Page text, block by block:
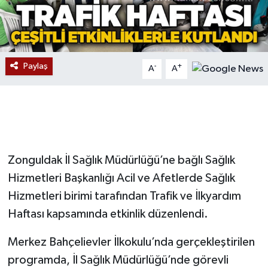
Paylaş A- A+
Zonguldak İl Sağlık Müdürlüğü’ne bağlı Sağlık
Hizmetleri Başkanlığı Acil ve Afetlerde Sağlık
Hizmetleri birimi tarafından Trafik ve İlkyardım
Haftası kapsamında etkinlik düzenlendi.
Merkez Bahçelievler İlkokulu’nda gerçekleştirilen
programda, İl Sağlık Müdürlüğü’nde görevli
DUNYA
Düzce
Gökçebey
GÜNDEM
Kilimli